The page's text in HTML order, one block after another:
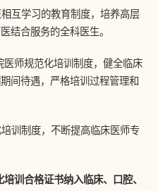
互学习的教育制度，培养高层
结合服务的全科医生。
师规范化培训制度，健全临床
间待遇，严格培训过程管理和
训制度，不断提高临床医师专
训合格证书纳入临床、口腔、